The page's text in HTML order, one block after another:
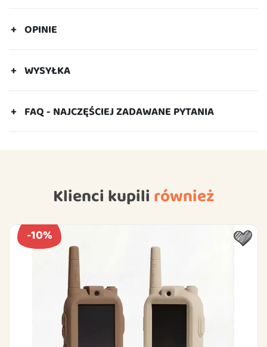
OPINIE
WYSYŁKA
FAQ - NAJCZĘŚCIEJ ZADAWANE PYTANIA
Klienci kupili również
-10%